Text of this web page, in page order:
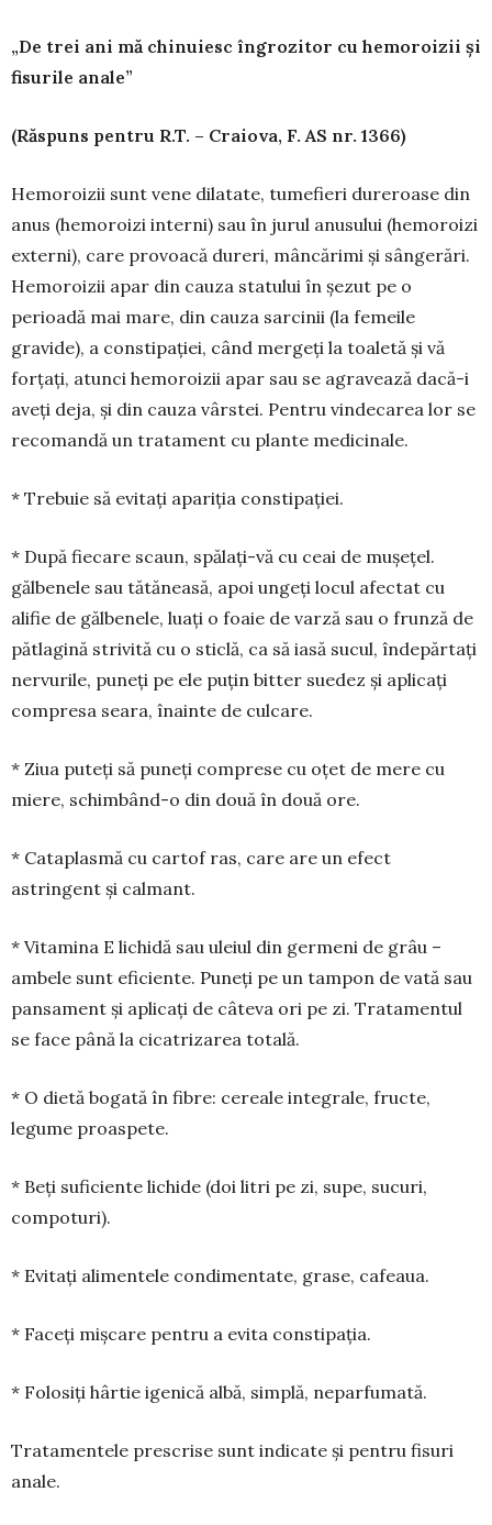
„De trei ani mă chinuiesc îngrozitor cu hemoroizii și
fisurile anale”
(Răspuns pentru R.T. – Craiova, F. AS nr. 1366)
Hemoroizii sunt vene dilatate, tumefieri du­reroase din
anus (hemoroizi interni) sau în jurul anusului (hemoroizi
externi), care provoacă du­reri, mâncărimi și sângerări.
Hemoroizii apar din cauza statului în șezut pe o
perioadă mai mare, din cauza sarcinii (la femeile
gravide), a constipației, când mergeți la toaletă și vă
forțați, atunci hemoroizii apar sau se agravează dacă-i
aveți deja, și din cauza vârstei. Pentru vindecarea lor se
reco­mandă un tra­tament cu plan­te medici­nale.
* Trebuie să evitați apariția constipației.
* După fiecare scaun, spălați-vă cu ceai de mu­șe­țel.
gălbenele sau tătănea­să, apoi ungeți locul afectat cu
alifie de gălbenele, luați o foaie de varză sau o frunză de
pătlagină strivită cu o sticlă, ca să iasă sucul, îndepărtați
nervurile, pu­neți pe ele puțin bitter sue­dez și aplicați
compresa seara, înainte de culcare.
* Ziua puteți să puneți comprese cu oțet de mere cu
miere, schimbând-o din două în două ore.
* Cataplasmă cu cartof ras, care are un efect
astringent și calmant.
* Vitamina E lichidă sau uleiul din germeni de grâu –
ambele sunt eficiente. Puneți pe un tampon de vată sau
pansament și aplicați de câ­teva ori pe zi. Tratamentul
se face până la cica­trizarea totală.
* O dietă bogată în fibre: cereale integrale, fruc­te,
legume proaspete.
* Beți suficiente lichide (doi litri pe zi, supe, sucuri,
compoturi).
* Evitați alimentele condimentate, grase, cafeaua.
* Faceți mișcare pentru a evita constipația.
* Folosiți hârtie igenică albă, simplă, nepar­fumată.
Tratamentele prescrise sunt indicate și pentru fisuri
anale.